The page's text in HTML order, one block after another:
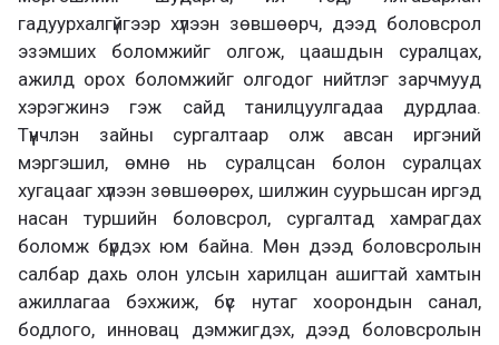
гадуурхалгүйгээр хүлээн зөвшөөрч, дээд боловсрол
эзэмших боломжийг олгож, цаашдын суралцах,
ажилд орох боломжийг олгодог нийтлэг зарчмууд
хэрэгжинэ гэж сайд танилцуулгадаа дурдлаа.
Түүнчлэн зайны сургалтаар олж авсан иргэний
мэргэшил, өмнө нь суралцсан болон суралцах
хугацааг хүлээн зөвшөөрөх, шилжин суурьшсан иргэд
насан туршийн боловсрол, сургалтад хамрагдах
боломж бүрдэх юм байна. Мөн дээд боловсролын
салбар дахь олон улсын харилцан ашигтай хамтын
ажиллагаа бэхжиж, бүс нутаг хоорондын санал,
бодлого, инновац дэмжигдэх, дээд боловсролын